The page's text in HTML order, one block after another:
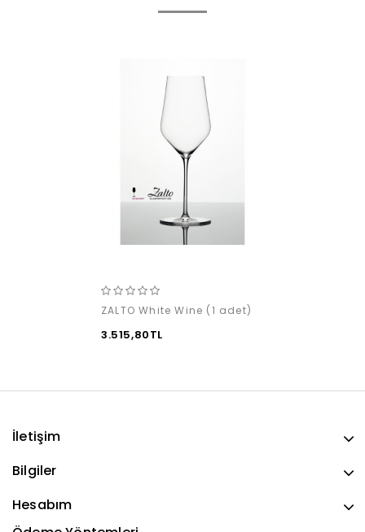
ZALTO White Wine (1 adet)
3.515,80TL
İletişim
Bilgiler
Hesabım